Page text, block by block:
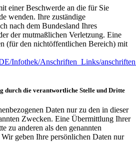
einer Beschwerde an die für Sie
wenden. Ihre zuständige
nach dem Bundesland Ihres
der mutmaßlichen Verletzung. Eine
(für den nichtöffentlichen Bereich) mit
Infothek/Anschriften_Links/
durch die verantwortliche Stelle und Dritte
Daten nur zu den in dieser
Zwecken. Eine Übermittlung Ihrer
zu anderen als den genannten
geben Ihre persönlichen Daten nur